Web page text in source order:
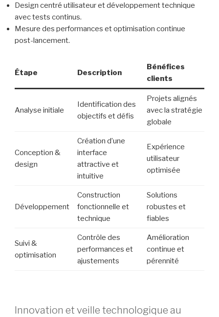
Design centré utilisateur et développement technique
avec tests continus.
Mesure des performances et optimisation continue
post-lancement.
Étape Description
Bénéfices
clients
Analyse initiale
Identification des
objectifs et défis
Projets alignés
avec la stratégie
globale
Conception &
design
Création d’une
interface
attractive et
intuitive
Expérience
utilisateur
optimisée
Développement
Construction
fonctionnelle et
technique
Solutions
robustes et
fiables
Suivi &
optimisation
Contrôle des
performances et
ajustements
Amélioration
continue et
pérennité
Innovation et veille technologique au